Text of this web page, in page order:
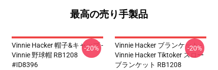
最高の売り手製品
Vinnie Hacker 帽子&キャップ -
Vinnie 野球帽 RB1208
#ID8396
-20%
Vinnie Hacker ブランケット -
Vinnie Hacker Tiktoker スロー
ブランケット RB1208
-20%